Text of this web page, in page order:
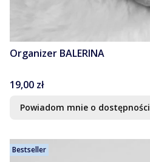
Organizer BALERINA
Cena
19,00 zł
Powiadom mnie o dostępności
Bestseller